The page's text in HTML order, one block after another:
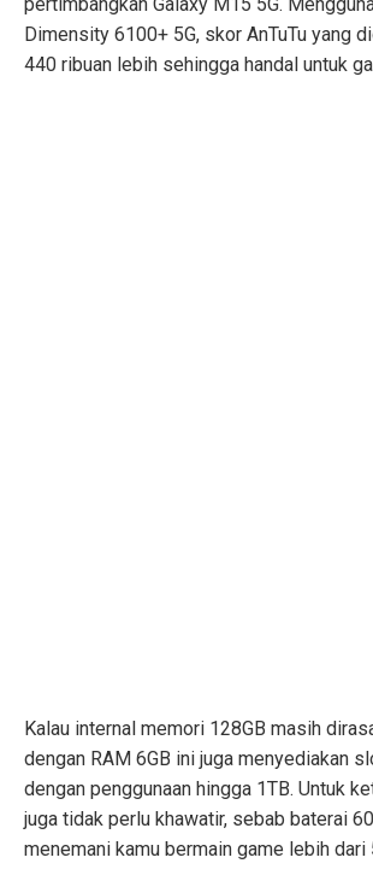
pertimbangkan Galaxy M15 5G.
Dimensity 6100+ 5G, skor AnTuTu yang
440 ribuan lebih sehingga handal untuk
Kalau internal memori 128GB masih
dengan RAM 6GB ini juga menyediakan
dengan penggunaan hingga 1TB. Untuk
juga tidak perlu khawatir, sebab baterai
menemani kamu bermain game lebih dari